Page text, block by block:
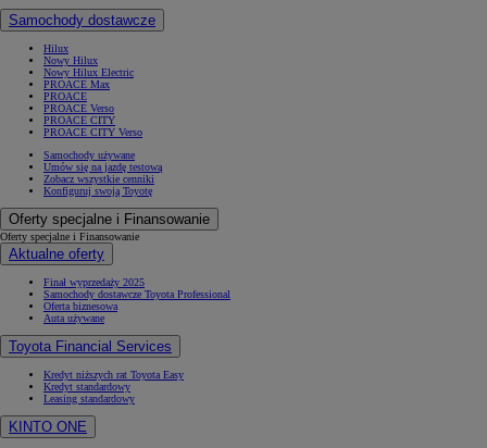
Samochody dostawcze
Hilux
Nowy Hilux
Nowy Hilux Electric
PROACE Max
PROACE
PROACE Verso
PROACE CITY
PROACE CITY Verso
Samochody używane
Umów się na jazdę testową
Zobacz wszystkie cenniki
Konfiguruj swoją Toyotę
Oferty specjalne i Finansowanie
Oferty specjalne i Finansowanie
Aktualne oferty
Finał wyprzedaży 2025
Samochody dostawcze Toyota Professional
Oferta biznesowa
Auta używane
Toyota Financial Services
Kredyt niższych rat Toyota Easy
Kredyt standardowy
Leasing standardowy
KINTO ONE